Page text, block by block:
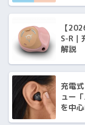
【
S-R｜
解説
充電
ュー
を中